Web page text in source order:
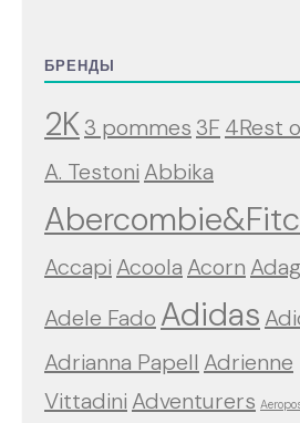
БРЕНДЫ
2K3 pommes3F 4Rest
A. Testoni Abbika
Accapi Acoola Acorn
Adele Fado Adidas
Adrianna Papell Adrienne
Vittadini Adventurers